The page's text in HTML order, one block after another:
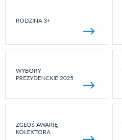
RODZINA 3+
WYBORY
PREZYDENCKIE 2025
ZGŁOŚ AWARIĘ
KOLEKTORA